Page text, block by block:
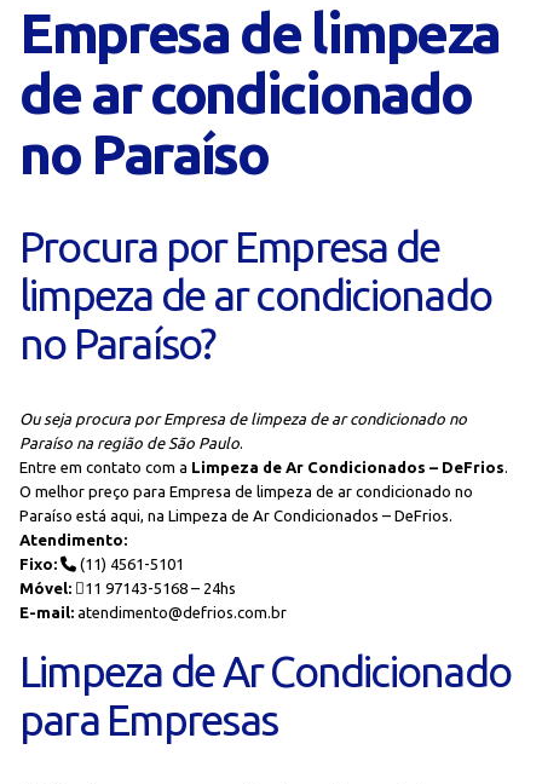
Empresa de limpeza
de ar condicionado
no Paraíso
Procura por Empresa de
limpeza de ar condicionado
no Paraíso?
Ou seja procura por Empresa de limpeza de ar condicionado no
Paraíso na região de São Paulo.
Entre em contato com a Limpeza de Ar Condicionados – DeFrios.
O melhor preço para Empresa de limpeza de ar condicionado no
Paraíso está aqui, na Limpeza de Ar Condicionados – DeFrios.
Atendimento:
Fixo:
(11) 4561-5101
Móvel:
11 97143-5168 – 24hs
E-mail: atendimento@defrios.com.br
Limpeza de Ar Condicionado
para Empresas